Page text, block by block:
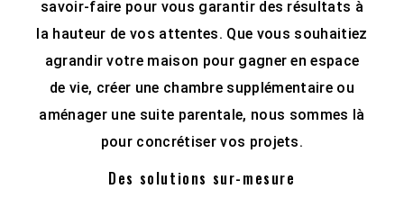
savoir-faire pour vous garantir des résultats à
la hauteur de vos attentes. Que vous souhaitiez
agrandir votre maison pour gagner en espace
de vie, créer une chambre supplémentaire ou
aménager une suite parentale, nous sommes là
pour concrétiser vos projets.
Des solutions sur-mesure